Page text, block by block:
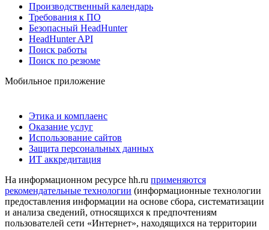
Производственный календарь
Требования к ПО
Безопасный HeadHunter
HeadHunter API
Поиск работы
Поиск по резюме
Мобильное приложение
Этика и комплаенс
Оказание услуг
Использование сайтов
Защита персональных данных
ИТ аккредитация
На информационном ресурсе hh.ru применяются
рекомендательные технологии (информационные технологии
предоставления информации на основе сбора, систематизации
и анализа сведений, относящихся к предпочтениям
пользователей сети «Интернет», находящихся на территории